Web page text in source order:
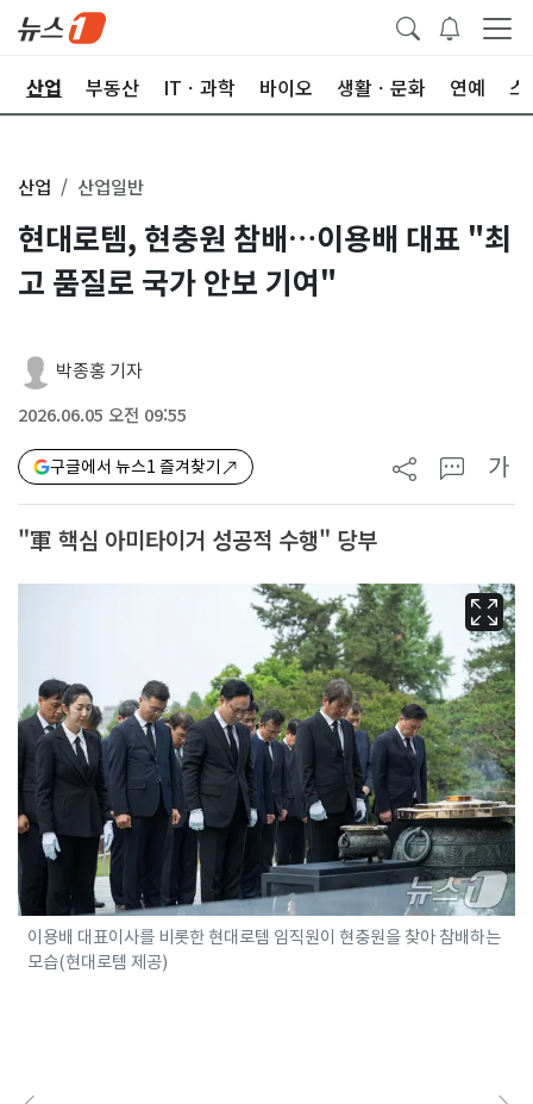
산업 부동산 ITㆍ과학 바이오 생활ㆍ문화 연예 스
산업 산업일반
현대로템, 현충원 참배…이용배 대표 "최
고 품질로 국가 안보 기여"
박종홍 기자
2026.06.05 오전 09:55
구글에서 뉴스1 즐겨찾기 가
"軍 핵심 아미타이거 성공적 수행" 당부
이용배 대표이사를 비롯한 현대로템 임직원이 현충원을 찾아 참배하는
모습(현대로템 제공)